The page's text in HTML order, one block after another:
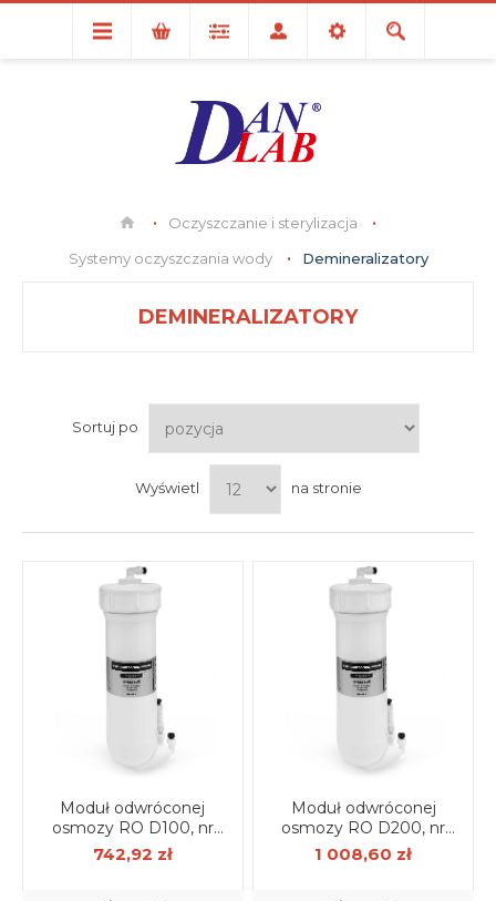
Oczyszczanie i sterylizacja
Systemy oczyszczania wody
Demineralizatory
DEMINERALIZATORY
Sortuj po
Wyświetl na stronie
Moduł odwróconej
osmozy RO D100, nr
kat. ER-RO-0100
742,92 zł
Moduł odwróconej
osmozy RO D200, nr
kat. ER-RO-0200
1 008,60 zł